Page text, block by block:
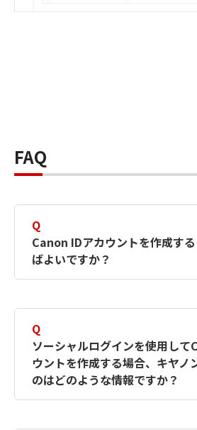
FAQ
Q
Canon IDアカウントを作成す
ばよいですか？
す。詳しい作成方法は【カ
何ですか？Canon IDの作成
ださい。
Q
ソーシャルログインを使用して
ウントを作成する場合、キヤノ
のはどのような情報ですか？